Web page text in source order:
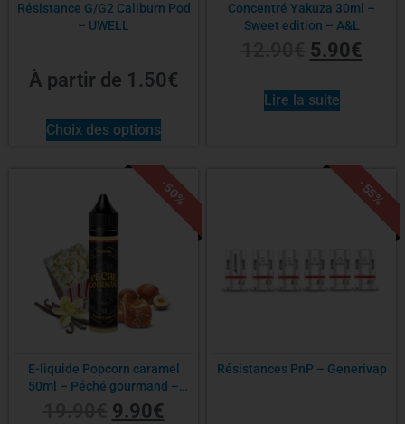
Résistance G/G2 Caliburn Pod
– UWELL
À partir de 1.50€
Choix des options
Concentré Yakuza 30ml –
Sweet edition – A&L
5.90€
Lire la suite
-50%
E-liquide Popcorn caramel
50ml – Péché gourmand –
O’Jlab9.90€
-55%
Résistances PnP – Generivap